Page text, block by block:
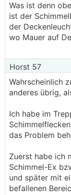
Was ist denn
ist der
der
wo Mauer auf
Horst 57
Wahrscheinlich
anderes übrig,
Ich habe im
das Problem
Zuerst habe ich
Schimmel-Ex
und später mit
befallenen